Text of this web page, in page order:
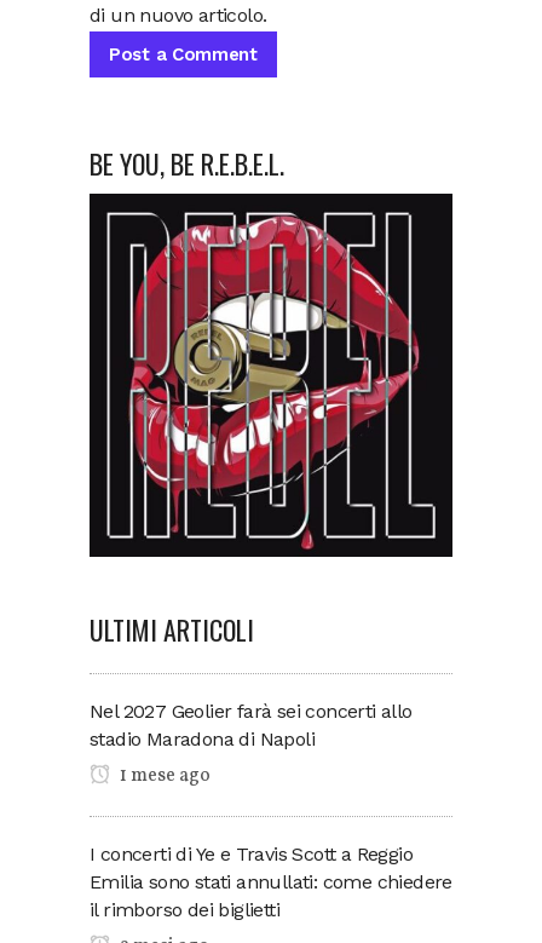
di un nuovo articolo.
BE YOU, BE R.E.B.E.L.
ULTIMI ARTICOLI
Nel 2027 Geolier farà sei concerti allo
stadio Maradona di Napoli
1 mese ago
I concerti di Ye e Travis Scott a Reggio
Emilia sono stati annullati: come chiedere
il rimborso dei biglietti